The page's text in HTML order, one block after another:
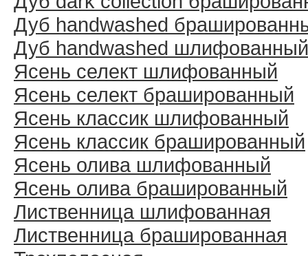
Дуб handwashed
Дуб handwashed шлифованный
Ясень селект шлифованный
Ясень селект брашированный
Ясень классик шлифованный
Ясень классик брашированный
Ясень олива шлифованный
Ясень олива брашированный
Лиственница шлифованная
Лиственница брашированная